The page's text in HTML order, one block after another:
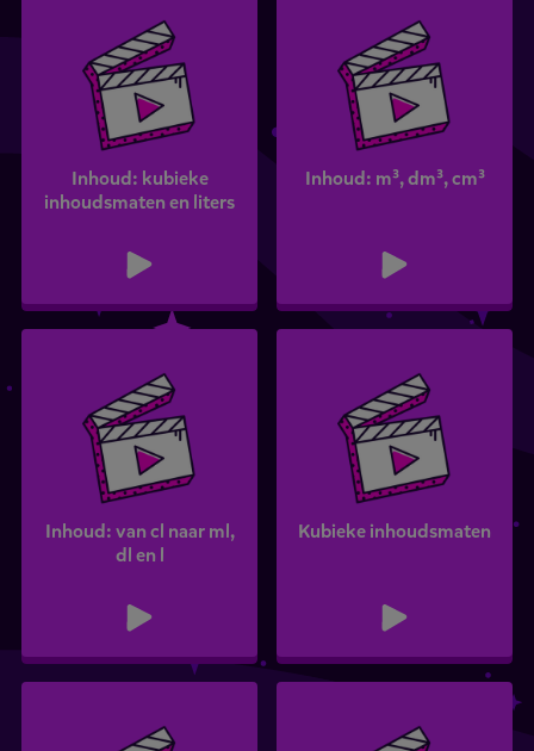
Inhoud: kubieke
inhoudsmaten en liters
Inhoud: m³, dm³, cm³
Inhoud: van cl naar ml,
dl en l
Kubieke inhoudsmaten